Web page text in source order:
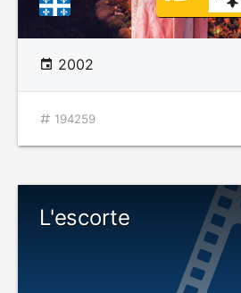
2002
194259
L'escorte